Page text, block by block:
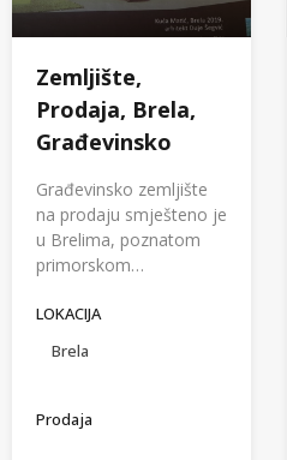
Zemljište,
Prodaja, Brela,
Građevinsko
Građevinsko zemljište
na prodaju smješteno je
u Brelima, poznatom
primorskom…
LOKACIJA
Brela
Prodaja